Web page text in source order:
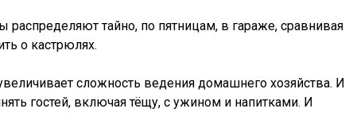
тайно, по пятницам, в гараже, сравнивая
о кастрюлях.
сложность ведения домашнего хозяйства. И
гостей, включая тёщу, с ужином и напитками. И